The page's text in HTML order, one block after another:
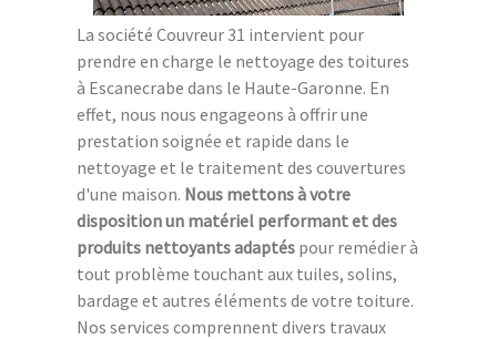
La société Couvreur 31 intervient pour
prendre en charge le nettoyage des toitures
à Escanecrabe dans le Haute-Garonne. En
effet, nous nous engageons à offrir une
prestation soignée et rapide dans le
nettoyage et le traitement des couvertures
d'une maison. Nous mettons à votre
disposition un matériel performant et des
produits nettoyants adaptés pour remédier à
tout problème touchant aux tuiles, solins,
bardage et autres éléments de votre toiture.
Nos services comprennent divers travaux